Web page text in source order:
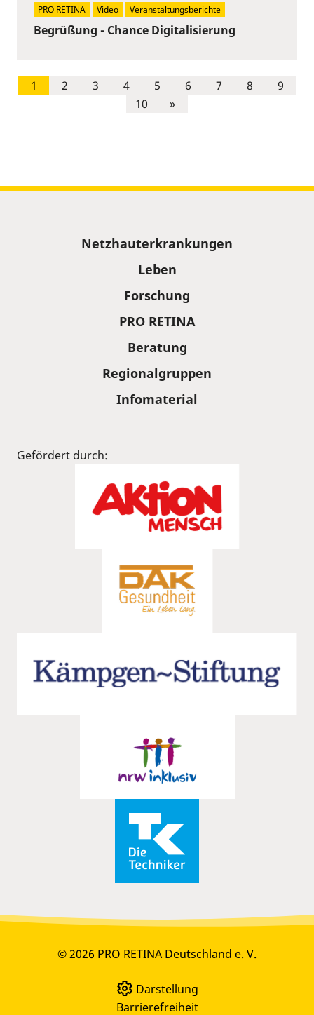
Begrüßung - Chance Digitalisierung
PRO RETINA Video Veranstaltungsberichte
1 2 3 4 5 6 7 8
9
10
»
Netzhauterkrankungen
Leben
Forschung
PRO RETINA
Beratung
Regionalgruppen
Infomaterial
Gefördert durch:
© 2026 PRO RETINA Deutschland e. V.
Darstellung
Barrierefreiheit